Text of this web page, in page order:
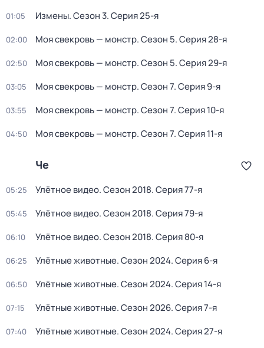
01:05 Измены. Сезон 3. Серия 25-я
02:00 Моя свекровь — монстр. Сезон 5. Серия 28-я
02:50 Моя свекровь — монстр. Сезон 5. Серия 29-я
03:05 Моя свекровь — монстр. Сезон 7. Серия 9-я
03:55 Моя свекровь — монстр. Сезон 7. Серия 10-я
04:50 Моя свекровь — монстр. Сезон 7. Серия 11-я
Че
05:25 Улётное видео. Сезон 2018. Серия 77-я
05:45 Улётное видео. Сезон 2018. Серия 79-я
06:10 Улётное видео. Сезон 2018. Серия 80-я
06:25 Улётные животные. Сезон 2024. Серия 6-я
06:50 Улётные животные. Сезон 2024. Серия 14-я
07:15 Улётные животные. Сезон 2026. Серия 7-я
07:40 Улётные животные. Сезон 2024. Серия 27-я